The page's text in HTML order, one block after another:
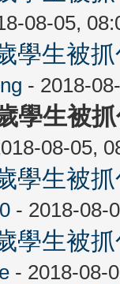
08-05,
學生被
- 2018-
學生被
08-05,
學生被
- 2018-08-
學生被
- 2018-08-